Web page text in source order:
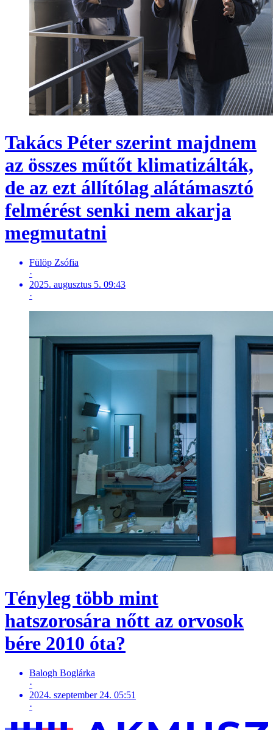
Takács Péter szerint majdnem
az összes műtőt klimatizálták,
de az ezt állítólag alátámasztó
felmérést senki nem akarja
megmutatni
Fülöp Zsófia
·
2025. augusztus 5. 09:43
·
Tényleg több mint
hatszorosára nőtt az orvosok
bére 2010 óta?
Balogh Boglárka
·
2024. szeptember 24. 05:51
·